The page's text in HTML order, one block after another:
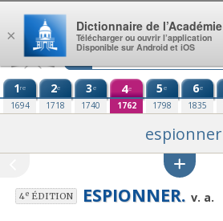
Aller au contenu
1re
1694
2e
1718
3e
1740
4e
1762
5e
1798
6e
1835
espionner
4eÉDITION ESPIONNER. v. a.
×
Dictionnaire de l’Académie
Télécharger ou ouvrir l’application
Disponible sur Android et iOS